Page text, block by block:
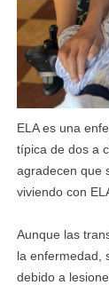
ELA es una
típica de dos a
agradecen que
viviendo con
Aunque las
la enfermedad,
debido a